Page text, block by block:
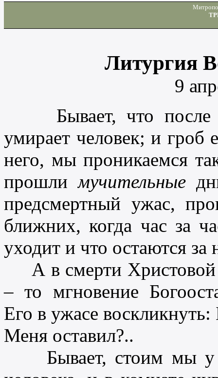
Литургия
9
Бывает, что после
умирает человек; и гроб
него, мы проникаемся
прошлимучительные
предсмертный ужас,
ближних, когда час за
уходит и что остаются
А в смерти
– то мгновение
Его в ужасе
Меня оставил?..
Бывает, стоим мы у